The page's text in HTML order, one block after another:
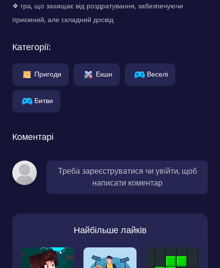
❖ гра, що захищає від роздратування, забезпечуючи
приємний, але складний досвід
Категорії:
Пригоди Екшн Веселі
Битви
Коментарі
Треба зареєструватися чи увійти, щоб
написати коментар
Найбільше лайків